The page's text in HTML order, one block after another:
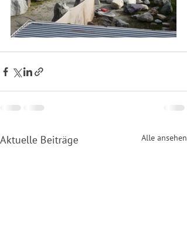
Aktuelle Beiträge Alle ansehen